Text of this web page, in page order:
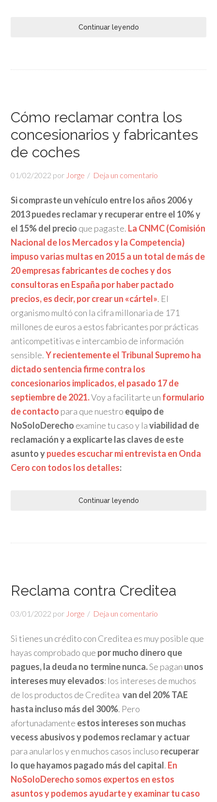
Continuar leyendo
Cómo reclamar contra los
concesionarios y fabricantes
de coches
01/02/2022 por Jorge Deja un comentario
Si compraste un vehículo entre los años 2006 y
2013 puedes reclamar y recuperar entre el 10% y
el 15% del precio que pagaste. La CNMC (Comisión
Nacional de los Mercados y la Competencia)
impuso varias multas en 2015 a un total de más de
20 empresas fabricantes de coches y dos
consultoras en España por haber pactado
precios, es decir, por crear un «cártel». El
organismo multó con la cifra millonaria de 171
millones de euros a estos fabricantes por prácticas
anticompetitivas e intercambio de información
sensible.Y recientemente el Tribunal Supremo ha
dictado sentencia firme contra los
concesionarios implicados, el pasado 17 de
septiembre de 2021.Voy a facilitarte un formulario
de contacto para que nuestro equipo de
NoSoloDerecho examine tu caso y laviabilidad de
reclamación y a explicarte las claves de este
asunto ypuedes escuchar mi entrevista en Onda
Cero con todos los detalles:
Continuar leyendo
Reclama contra Creditea
03/01/2022 por Jorge Deja un comentario
Si tienes un crédito con Creditea es muy posible que
hayas comprobado que por mucho dinero que
pagues, la deuda no termine nunca.Se pagan unos
intereses muy elevados: los intereses de muchos
de los productos de Crediteavan del 20% TAE
hasta incluso más del 300%. Pero
afortunadamente estos intereses son muchas
vecess abusivos y podemos reclamar y actuar
para anularlos y en muchos casos incluso recuperar
lo que hayamos pagado más del capital. En
NoSoloDerecho somos expertos en estos
asuntos y podemos ayudarte y examinar tu caso